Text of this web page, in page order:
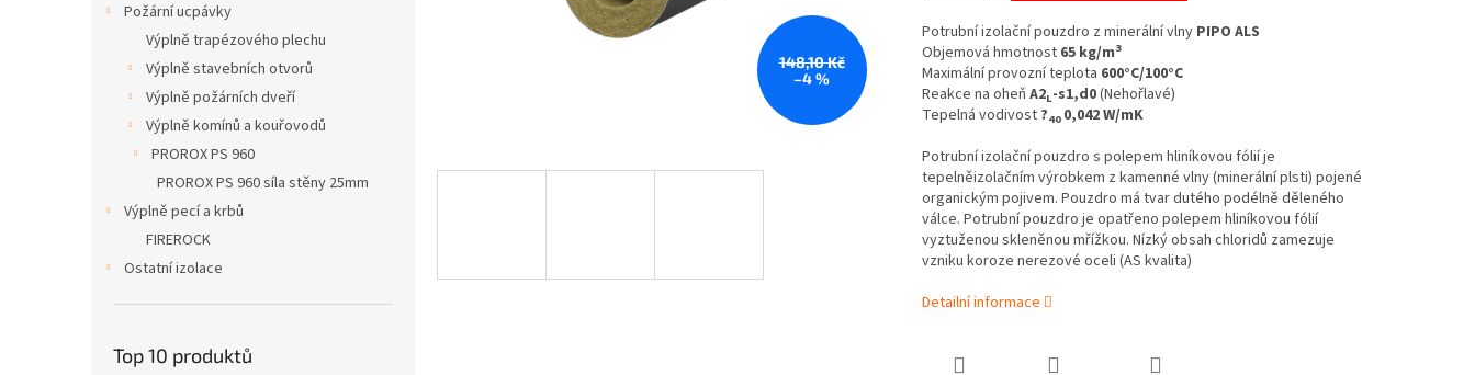
Požární ucpávky
Výplně trapézového plechu
Výplně stavebních otvorů
Výplně požárních dveří
Výplně komínů a kouřovodů
PROROX PS 960
PROROX PS 960 síla stěny 25mm
Výplně pecí a krbů
FIREROCK
Ostatní izolace
Top 10 produktů
148,10 Kč
–4 %
Potrubní izolační pouzdro z minerální vlny PIPO ALS
Objemová hmotnost 65 kg/m3
Maximální provozní teplota 600°C/100°C
Reakce na oheň A2L-s1,d0(Nehořlavé)
Tepelná vodivost ?40 0,042 W/mK
Potrubní izolační pouzdro s polepem hliníkovou fólií je
tepelněizolačním výrobkem z kamenné vlny (minerální plsti) pojené
organickým pojivem. Pouzdro má tvar dutého podélně děleného
válce. Potrubní pouzdro je opatřeno polepem hliníkovou fólií
vyztuženou skleněnou mřížkou. Nízký obsah chloridů zamezuje
vzniku koroze nerezové oceli (AS kvalita)
Detailní informace